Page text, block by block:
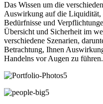
Das Wissen um die
Auswirkung auf die Liquidität,
Bedürfnisse und
Übersicht und Sicherheit im
verschiedene Szenarien,
Betrachtung, Ihnen
Handelns vor Augen zu führen.